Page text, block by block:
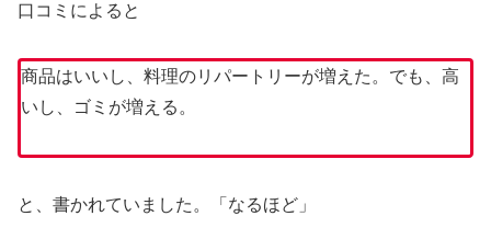
口コミによると
商品はいいし、料理のリパートリーが増えた。でも、高
いし、ゴミが増える。
と、書かれていました。「なるほど」